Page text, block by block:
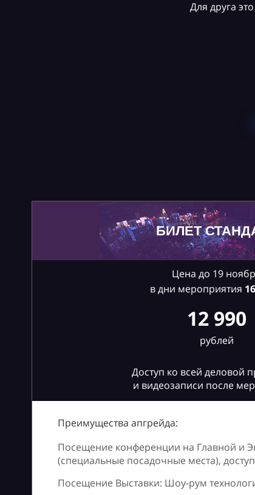
Для друга
БИЛЕТ
Цена до 19
в дни мероприятия 16
12 990
рублей
Доступ ко всей деловой
и видеозаписи после
Преимущества апгрейда:
Посещение конференции на Главной и
(специальные посадочные места),
Посещение Выставки: Шоу-рум